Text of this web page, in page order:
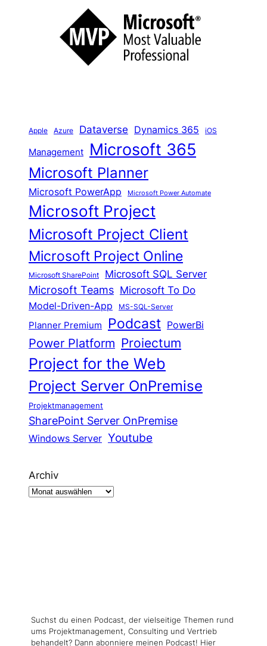
Apple Azure Dataverse Dynamics 365 iOS
Management Microsoft 365
Microsoft Planner
Microsoft PowerApp Microsoft Power Automate
Microsoft Project
Microsoft Project Client
Microsoft Project Online
Microsoft SharePoint Microsoft SQL Server
Microsoft Teams Microsoft To Do
Model-Driven-App MS-SQL-Server
Planner Premium Podcast PowerBi
Power Platform Proiectum
Project for the Web
Project Server OnPremise
Projektmanagement
SharePoint Server OnPremise
Windows Server Youtube
Archiv
Suchst du einen Podcast, der vielseitige Themen rund
ums Projektmanagement, Consulting und Vertrieb
behandelt? Dann abonniere meinen Podcast! Hier